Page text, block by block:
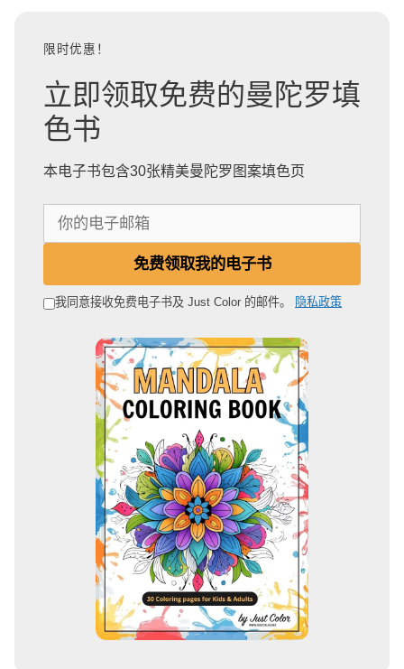
限时优惠！
立即领取免费的曼陀罗填
色书
本电子书包含30张精美曼陀罗图案填色页
邮
免费领取我的电子书
我同意接收免费电子书及 Just Color 的邮件。 隐私政策